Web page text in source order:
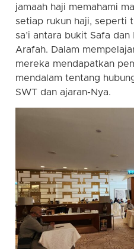
jamaah haji memahami
setiap rukun haji, seperti
sa’i antara bukit Safa
Arafah. Dalam
mereka mendapatkan
mendalam tentang
SWT dan ajaran-Nya.